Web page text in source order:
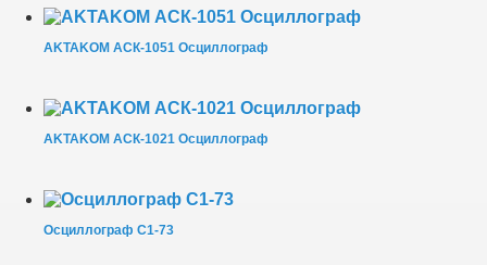
AKTAKOM АСК-1051 Осциллограф
AKTAKOM АСК-1021 Осциллограф
Осциллограф С1-73